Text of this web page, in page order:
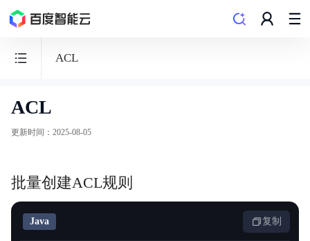
ACL
边
缘
节
点
BEC
ACL
更新时间 ： 2025-08-05
批量创建ACL规则
Java 复制